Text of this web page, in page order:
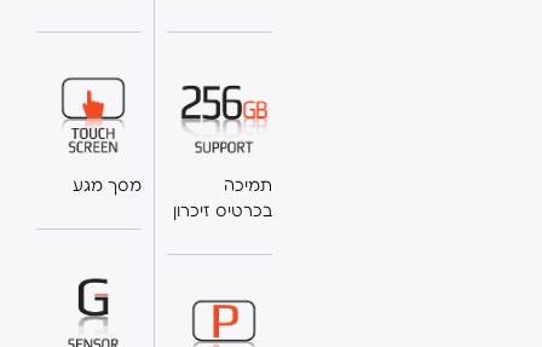
תמיכה
בכרטיס זיכרון
מסך מגע